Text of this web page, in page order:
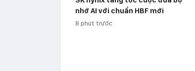
nhớ AI với chuẩn HBF mới
8 phút trước